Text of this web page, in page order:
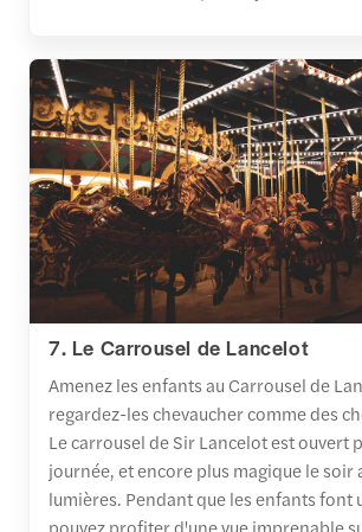
7. Le Carrousel de Lancelot
Amenez les enfants au Carrousel de
regardez-les chevaucher comme des
Le carrousel de Sir Lancelot est ouvert
journée, et encore plus magique le soir
lumières. Pendant que les enfants font
pouvez profiter d'une vue imprenable